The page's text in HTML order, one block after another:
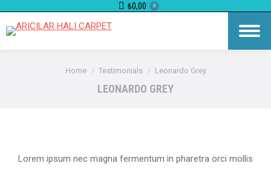
₺0,00 0
You are here:
Home Testimonials Leonardo Grey
LEONARDO GREY
Lorem ipsum nec magna fermentum in pharetra orci mollis